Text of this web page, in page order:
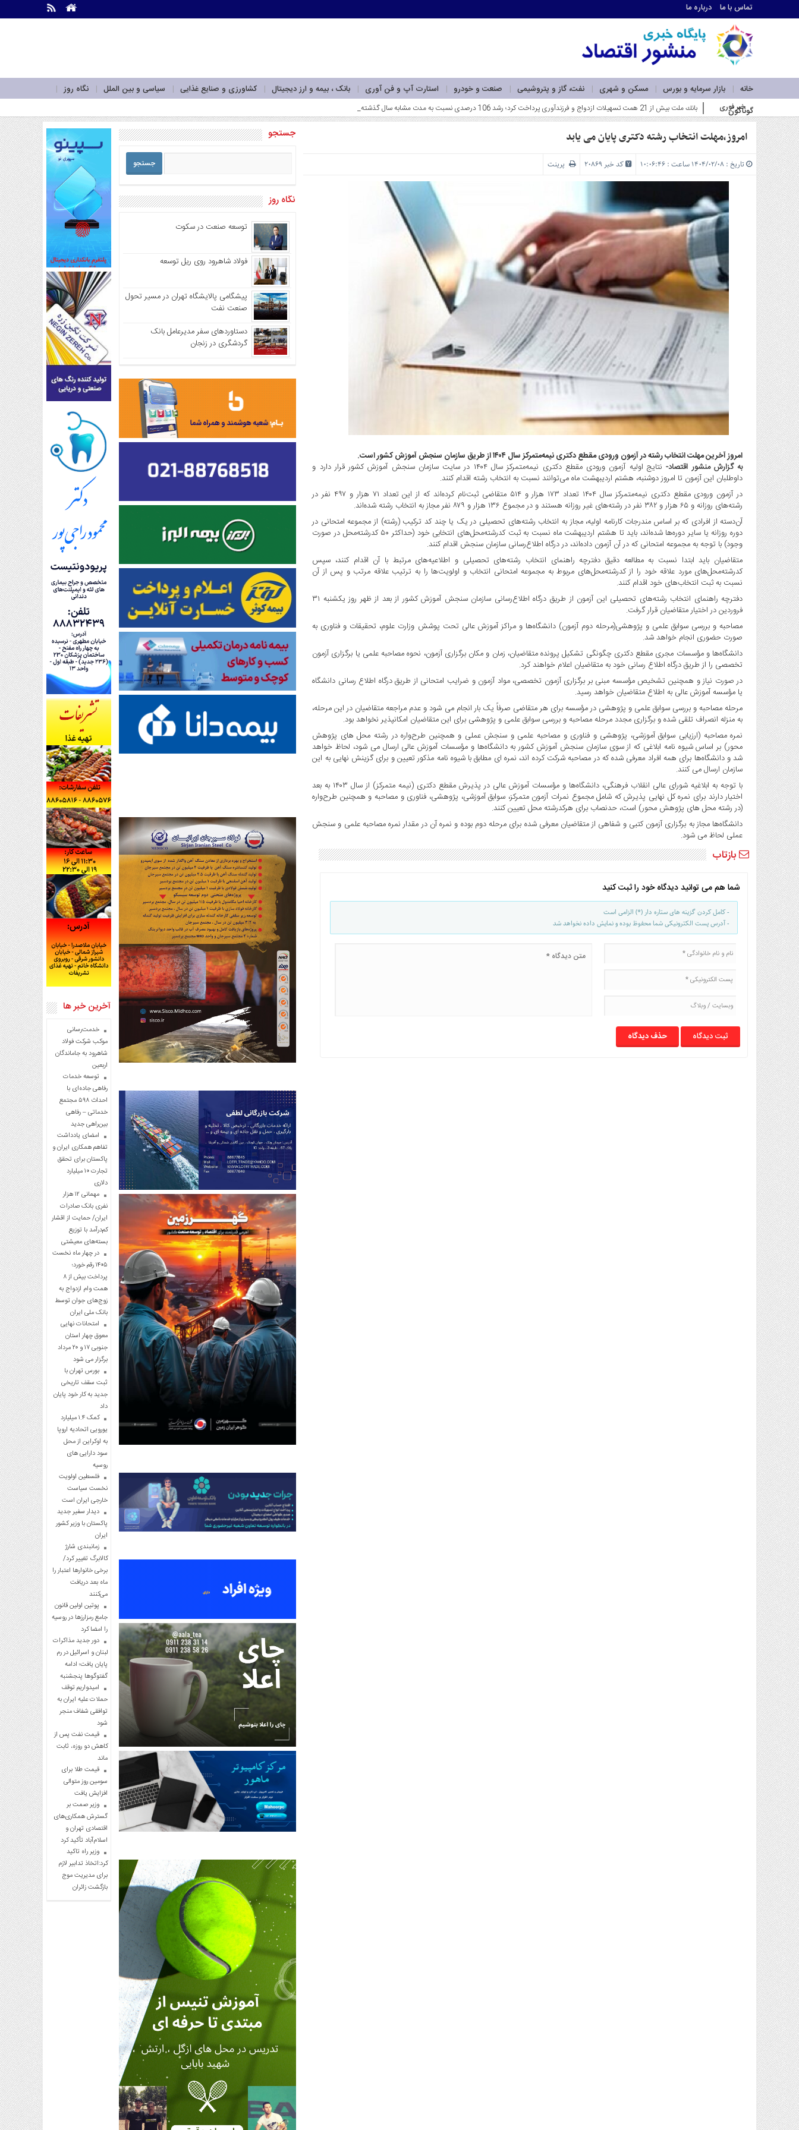
تماس با ما درباره ما
خانه بازار سرمایه و بورس مسکن و شهری نفت، گاز و پتروشیمی صنعت و خودرو استارت آپ و فن آوری بانک ، بیمه و ارز دیجیتال کشاورزی و صنایع غذایی سیاسی و بین الملل
نگاه روز
گوناگون
ما
درباره
سرویس
ها
خانه
بازار
سرمایه
و
بورس
مسکن
و
شهری
نفت،
گاز
و
پتروشیمی
صنعت
و
خودرو
استارت
آپ
و
فن
آوری
بانک
،
بیمه
و
ارز
دیجیتال
کشاورزی
و
صنایع
غذایی
سیاسی
و
بین
الملل
نگاه
روز
گوناگون
خبر فوری بانك ملت بیش از 21 همت تسهیلات ازدواج و فرزندآوری پرداخت كرد؛ رشد 106 درصدی نسبت به مدت مشابه سال گذشته_
امروز،مهلت انتخاب رشته دکتری پایان می یابد
تاریخ : ۱۴۰۴/۰۲/۰۸ ساعت : ۱۰:۰۶:۴۶ کد خبر 20869 پرینت
امروز آخرین مهلت انتخاب رشته در آزمون ورودی مقطع دکتری نیمه‌متمرکز سال ۱۴۰۴ از طریق سازمان سنجش آموزش کشور است.
به گزارش منشور اقتصاد-
نتایج اولیه آزمون ورودی مقطع دکتری نیمه‌متمرکز سال ۱۴۰۴ در سایت سازمان سنجش آموزش کشور قرار دارد و
داوطلبان این آزمون تا امروز دوشنبه، هشتم اردیبهشت ماه می‌توانند نسبت به انتخاب رشته اقدام کنند.
در آزمون ورودی مقطع دکتری نیمه‌متمرکز سال ۱۴۰۴ تعداد ۱۷۳ هزار و ۵۱۴ متقاضی ثبت‌نام کرده‌اند که از این تعداد ۷۱ هزار و ۴۹۷ نفر در
رشته‌های روزانه و ۶۵ هزار و ۳۸۲ نفر در رشته‌های غیر روزانه هستند و در مجموع ۱۳۶ هزار و ۸۷۹ نفر مجاز به انتخاب رشته شده‌اند.
آن‌دسته از افرادی که بر اساس مندرجات کارنامه اولیه، مجاز به انتخاب رشته‌های تحصیلی در یک یا چند کد ترکیب (رشته) از مجموعه امتحانی در
دوره روزانه یا سایر دوره‌ها شده‌اند، باید تا هشتم اردیبهشت ماه نسبت به ثبت کدرشته‌محل‌های انتخابی خود (حداکثر ۵۰ کدرشته‌محل در صورت
وجود) با توجه به مجموعه امتحانی که در آن آزمون داده‌اند، در درگاه اطلاع‌رسانی سازمان سنجش اقدام کنند.
متقاضیان باید ابتدا نسبت به مطالعه دقیق دفترچه راهنمای انتخاب رشته‌های تحصیلی و اطلاعیه‌های مرتبط با آن اقدام کنند، سپس
کدرشته‌محل‌های مورد علاقه خود را از کدرشته‌محل‌های مربوط به مجموعه امتحانی انتخاب و اولویت‌ها را به ترتیب علاقه مرتب و پس از آن
نسبت به ثبت انتخاب‌های خود اقدام کنند.
دفترچه راهنمای انتخاب رشته‌های تحصیلی این آزمون از طریق درگاه اطلاع‌رسانی سازمان سنجش آموزش کشور از بعد از ظهر روز یکشنبه ۳۱
فروردین در اختیار متقاضیان قرار گرفت.
مصاحبه و بررسی سوابق علمی و پژوهشی(مرحله دوم آزمون) دانشگاه‌ها و مراکز آموزش عالی تحت پوشش وزارت علوم، تحقیقات و فناوری به
صورت حضوری انجام خواهد شد.
دانشگاه‌ها و مؤسسات مجری مقطع دکتری چگونگی تشکیل پرونده متقاضیان، زمان و مکان برگزاری آزمون، نحوه مصاحبه علمی یا برگزاری آزمون
تخصصی را از طریق درگاه اطلاع رسانی خود به متقاضیان اعلام خواهند کرد.
در صورت نیاز و همچنین تشخیص مؤسسه مبنی بر برگزاری آزمون تخصصی، مواد آزمون و ضرایب امتحانی از طریق درگاه اطلاع رسانی دانشگاه
یا مؤسسه آموزش عالی به اطلاع متقاضیان خواهد رسید.
مرحله مصاحبه و بررسی سوابق علمی و پژوهشی در مؤسسه برای هر متقاضی صرفاً یک بار انجام می شود و عدم مراجعه متقاضیان در این مرحله،
به منزله انصراف تلقی شده و برگزاری مجدد مرحله مصاحبه و بررسی سوابق علمی و پژوهشی برای این متقاضیان امکانپذیر نخواهد بود.
نمره مصاحبه (ارزیابی سوابق آموزشی، پژوهشی و فناوری و مصاحبه علمی و سنجش عملی و همچنین طرح‌واره در رشته محل های پژوهش
محور) بر اساس شیوه نامه ابلاغی که از سوی سازمان سنجش آموزش کشور به دانشگاه‌ها و مؤسسات آموزش عالی ارسال می شود، لحاظ خواهد
شد و دانشگاه‌ها برای همه افراد معرفی شده که در مصاحبه شرکت کرده اند، نمره ای مطابق با شیوه نامه مذکور تعیین و برای گزینش نهایی به این
سازمان ارسال می کنند.
با توجه به ابلاغیه شورای عالی انقلاب فرهنگی، دانشگاه‌ها و مؤسسات آموزش عالی در پذیرش مقطع دکتری (نیمه متمرکز) از سال ۱۴۰۳ به بعد
اختیار دارند برای نمره کل نهایی پذیرش که شامل مجموع نمرات آزمون متمرکز، سوابق آموزشی، پژوهشی، فناوری و مصاحبه و همچنین طرح‌واره
(در رشته محل های پژوهش محور) است، حدنصاب برای هرکدرشته محل تعیین کنند.
دانشگاه‌ها مجاز به برگزاری آزمون کتبی و شفاهی از متقاضیان معرفی شده برای مرحله دوم بوده و نمره آن در مقدار نمره مصاحبه علمی و سنجش
عملی لحاظ می شود.
بازتاب
شما هم می توانید دیدگاه خود را ثبت کنید
- کامل کردن گزینه های ستاره دار (*) الزامی است
- آدرس پست الکترونیکی شما محفوظ بوده و نمایش داده نخواهد شد
حذف دیدگاه
جستجو
نگاه روز
توسعه صنعت در سکوت
فولاد شاهرود روی ریل توسعه
پیشگامی پالایشگاه تهران در مسیر تحول
صنعت نفت
دستاوردهای سفر مدیرعامل بانک
گردشگری در زنجان
آخرین خبر ها
خدمت‌رسانی
موکب شرکت فولاد
شاهرود به جاماندگان
اربعین
توسعه خدمات
رفاهی جاده‌ای با
احداث ۵۹۸ مجتمع
خدماتی – رفاهی
بین‌راهی جدید
امضای یادداشت
تفاهم همکاری ایران و
پاکستان برای تحقق
تجارت ۱۰ میلیارد
دلاری
مهمانی ۱۲ هزار
نفری بانک صادرات
ایران/ حمایت از اقشار
کم‌درآمد با توزیع
بسته‌های معیشتی
در چهار ماه نخست
۱۴۰۵ رقم خورد؛
پرداخت بیش از ۸
همت وام ازدواج به
زوج‌های جوان توسط
بانک ملی ایران
امتحانات نهایی
معوق چهار استان
جنوبی ۱۷ و ۲۰ مرداد
برگزار می شود
بورس تهران با
ثبت سقف تاریخی
جدید به کار خود پایان
داد
کمک ۱.۴ میلیارد
یورویی اتحادیه اروپا
به اوکراین از محل
سود دارایی های
روسیه
فلسطین اولویت
نخست سیاست
خارجی ایران است
دیدار سفیر جدید
پاکستان با وزیر کشور
ایران
زمانبندی شارژ
کالابرگ تغییر کرد/
برخی خانوارها اعتبار را
ماه بعد دریافت
می‌کنند
پوتین اولین قانون
جامع رمزارزها در روسیه
را امضا کرد
دور جدید مذاکرات
لبنان و اسرائیل در رم
پایان یافت؛ ادامه
گفتوگوها پنجشنبه
امیدواریم توقف
حملات علیه ایران به
توافقی شفاف منجر
شود
قیمت نفت پس از
کاهش دو روزه، ثابت
ماند
قیمت طلا برای
سومین روز متوالی
افزایش یافت
وزیر صمت بر
گسترش همکاری‌های
اقتصادی تهران و
اسلام‌آباد تأکید کرد
وزیر راه تاکید
کرد:اتخاذ تدابیر لازم
برای مدیریت موج
بازگشت زائران